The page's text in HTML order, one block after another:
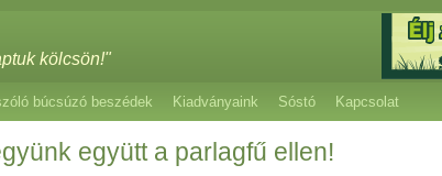
kölcsön!"
búcsúzó beszédek Kiadványaink Sóstó Kapcsolat
együtt a parlagfű ellen!